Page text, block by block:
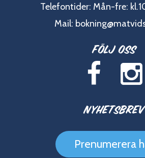
Telefontider: Mån-fre:
Mail:
Följ oss
Nyhetsbrev